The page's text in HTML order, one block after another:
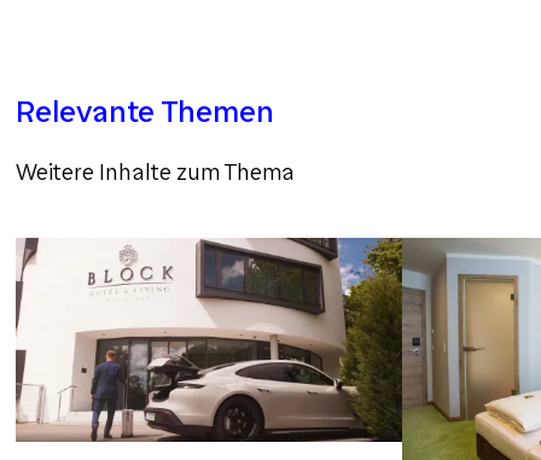
Relevante Themen
Weitere Inhalte zum Thema